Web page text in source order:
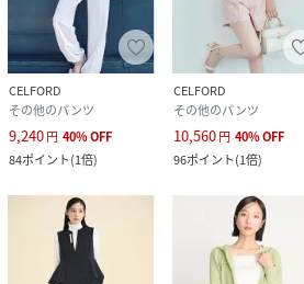
CELFORD
その他のパンツ
9,240円 40%OFF
84ポイント(1倍)
CELFORD
その他のパンツ
10,560円 40%OFF
96ポイント(1倍)